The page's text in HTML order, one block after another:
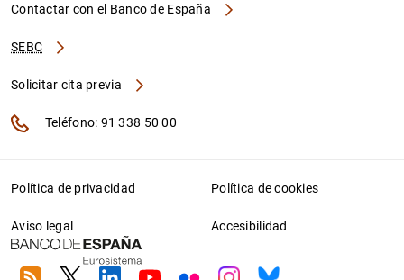
Contactar con el Banco de España
SEBC
Solicitar cita previa
Teléfono: 91 338 50 00
Política de privacidad Política de cookies
Aviso legal Accesibilidad